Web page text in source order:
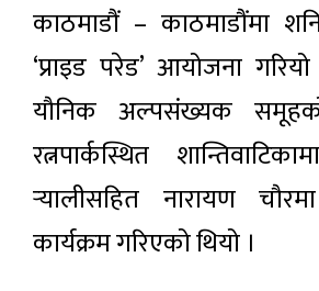
काठमाडौं – काठमाडौंमा
‘प्राइड परेड’ आयोजना
यौनिक अल्पसंख्यक
रत्नपार्कस्थित
र्‍यालीसहित नारायण
कार्यक्रम गरिएको थियो ।